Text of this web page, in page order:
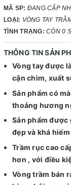
MÃ SP: ĐANG CẬP
LOẠI: VÒNG TAY
TÌNH TRẠNG: CÒN 0
THÔNG TIN SẢN
Vòng tay được
cận chìm, xuất
Sản phẩm có
thoảng hương
Sản phẩm được
đẹp và khá
Trầm rục cao
hơn , với điều
Vòng trầm bán